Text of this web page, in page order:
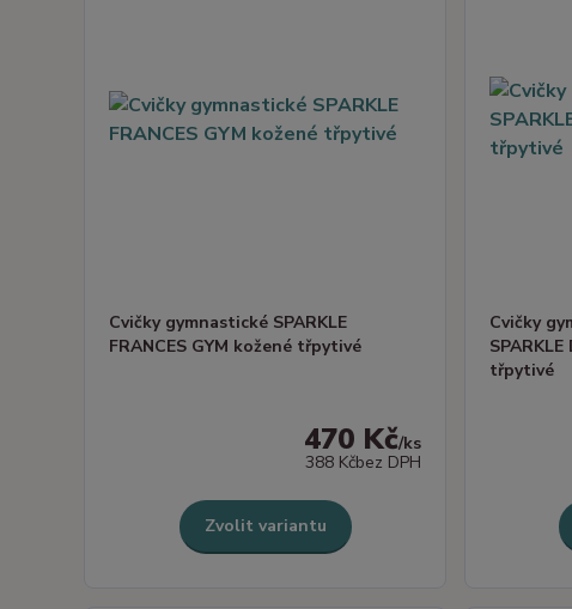
Cvičky gymnastické SPARKLE
FRANCES GYM kožené třpytivé
470 Kč/ks
388 Kčbez DPH
Zvolit variantu
Cvičky
třpytivé